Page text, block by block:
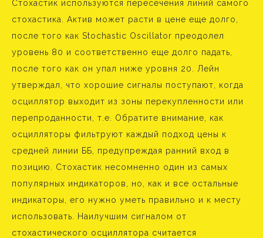
Стохастик используются пересечения линий самого
стохастика. Актив может расти в цене еще долго,
после того как Stochastic Oscillator преодолел
уровень 80 и соответственно еще долго падать,
после того как он упал ниже уровня 20. Лейн
утверждал, что хорошие сигналы поступают, когда
осциллятор выходит из зоны перекупленности или
перепроданности, т.е. Обратите внимание, как
осцилляторы фильтруют каждый подход цены к
средней линии ББ, предупреждая ранний вход в
позицию. Стохастик несомненно один из самых
популярных индикаторов, но, как и все остальные
индикаторы, его нужно уметь правильно и к месту
использовать. Наилучшим сигналом от
стохастического осциллятора считается